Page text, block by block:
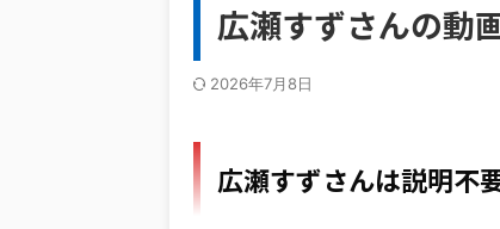
広瀬すずさんの動
2026年7月8日
広瀬すずさんは説明不